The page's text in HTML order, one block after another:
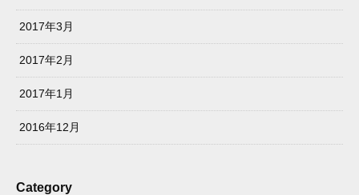
2017年3月
2017年2月
2017年1月
2016年12月
Category